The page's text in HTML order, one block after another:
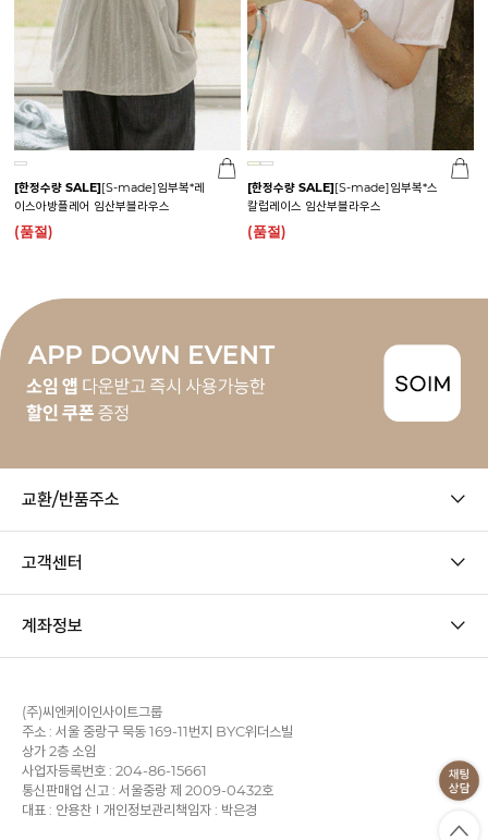
[한정수량 SALE][S-made]임부복*레
이스아방플레어 임산부블라우스
(품절)
[한정수량 SALE][S-made]임부복*스
칼럽레이스 임산부블라우스
(품절)
교환/반품주소
고객센터
계좌정보
(주)씨엔케이인사이트그룹
주소 : 서울 중랑구 묵동 169-11번지 BYC위더스빌
상가 2층 소임
사업자등록번호 : 204-86-15661
통신판매업 신고 : 서울중랑 제 2009-0432호
대표 : 안용찬
개인정보관리책임자 : 박은경